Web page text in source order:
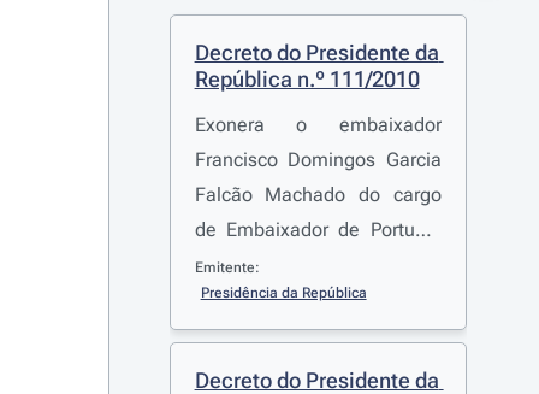
Decreto do Presidente da
República n.º 111/2010
Exonera o embaixador
Francisco Domingos Garcia
Falcão Machado do cargo
de Embaixador de Portugal
na Cidade do México, por
passar à disponibilidade
Emitente:
Presidência da República
Decreto do Presidente da